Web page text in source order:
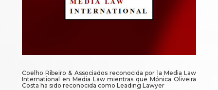
Coelho Ribeiro & Associados reconocida por la Media Law
International en Media Law mientras que Mónica Oliveira
Costa ha sido reconocida como Leading Lawyer